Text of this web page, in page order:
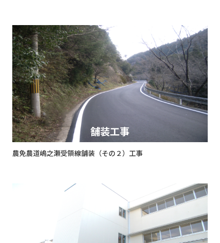
舗装工事
農免農道嶋之瀬受領線舗装（その２）工事